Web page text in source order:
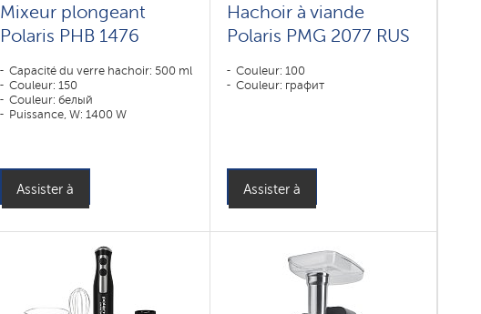
Mixeur plongeant
Polaris PHB 1476
Capacité du verre hachoir: 500 ml
Couleur: 150
Couleur: белый
Puissance, W: 1400 W
Assister à
Hachoir à viande
Polaris PMG 2077 RUS
Couleur: 100
Couleur: графит
Assister à